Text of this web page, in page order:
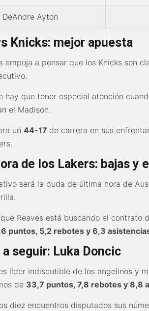
DeAndre Ayton
Knicks: mejor apuesta
empuja a pensar que los Knicks son
hay que tener especial atención
el Madison.
un44-17 de carrera en sus
.
de los Lakers: bajas y
será la duda de última hora de
Reaves está buscando el contrato
puntos, 5,2 rebotes y 6,3
seguir: Luka Doncic
líder indiscutible de los angelinos y
de 33,7 puntos, 7,8 rebotes y 8,8
diez encuentros disputados sus